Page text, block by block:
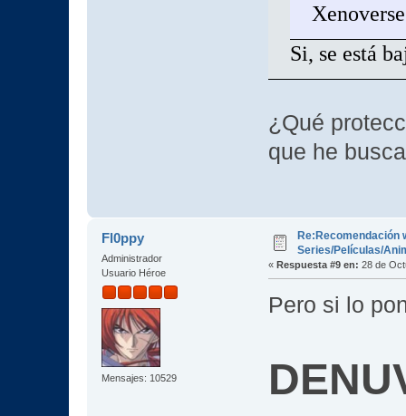
Si, se está
¿Qué
que he
Fl0ppy
Administrador
Usuario Héroe
Mensajes: 10529
Re:Recomendación
Series/Películas/
« Respuesta #9 en: 28 de
Pero si lo